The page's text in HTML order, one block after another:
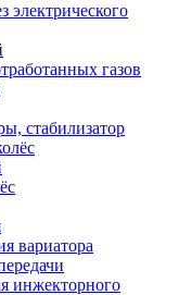
электрического
газов
стабилизатор
вариатора
инжекторного